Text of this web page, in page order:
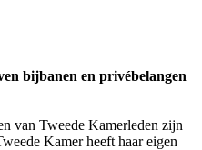
bijbanen en privébelangen
van Tweede Kamerleden zijn
Kamer heeft haar eigen